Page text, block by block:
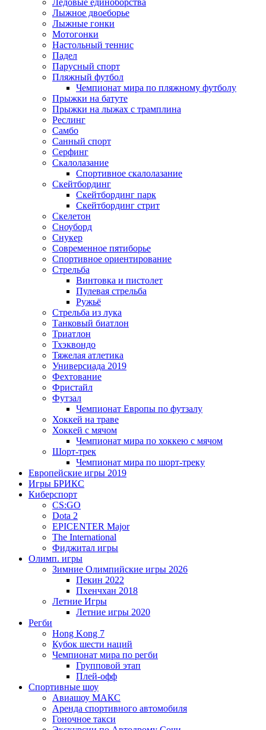
Ледовые единоборства
Лыжное двоеборье
Лыжные гонки
Мотогонки
Настольный теннис
Падел
Парусный спорт
Пляжный футбол
Чемпионат мира по пляжному футболу
Прыжки на батуте
Прыжки на лыжах с трамплина
Реслинг
Самбо
Санный спорт
Серфинг
Скалолазание
Спортивное скалолазание
Скейтбординг
Скейтбординг парк
Скейтбординг стрит
Скелетон
Сноуборд
Снукер
Современное пятиборье
Спортивное ориентирование
Стрельба
Винтовка и пистолет
Пулевая стрельба
Ружьё
Стрельба из лука
Танковый биатлон
Триатлон
Тхэквондо
Тяжелая атлетика
Универсиада 2019
Фехтование
Фристайл
Футзал
Чемпионат Европы по футзалу
Хоккей на траве
Хоккей с мячом
Чемпионат мира по хоккею с мячом
Шорт-трек
Чемпионат мира по шорт-треку
Европейские игры 2019
Игры БРИКС
Киберспорт
CS:GO
Dota 2
EPICENTER Major
The International
Фиджитал игры
Олимп. игры
Зимние Олимпийские игры 2026
Пекин 2022
Пхенчхан 2018
Летние Игры
Летние игры 2020
Регби
Hong Kong 7
Кубок шести наций
Чемпионат мира по регби
Групповой этап
Плей-офф
Спортивные шоу
Авиашоу МАКС
Аренда спортивного автомобиля
Гоночное такси